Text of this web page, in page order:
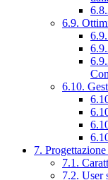
6.9.
6.10.
7.
7.1.
7.2. User